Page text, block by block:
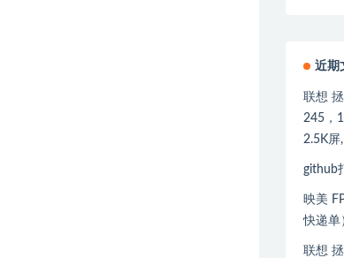
近期
联想
245，
2.5K
github
映美
快递单
联想